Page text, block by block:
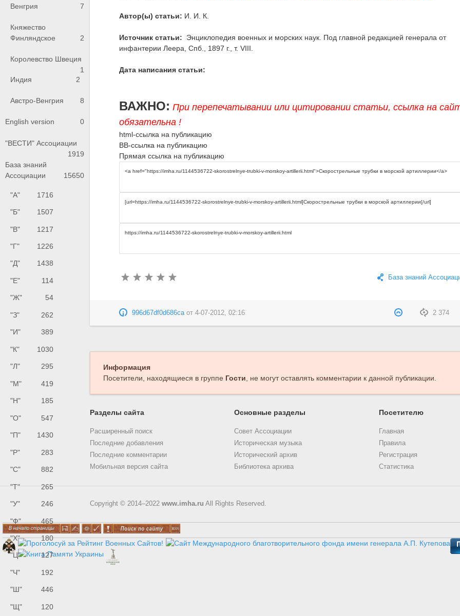
Венгрия 7
Княжество
Финляндское
2
Королевство Швеция
1
Индия
2
Австро-Венгрия 8
English version 0
"ВЕСТИ" Ассоциации
1919
База знаний
Ассоциации
15650
"А" 1716
"Б" 1507
"В" 1217
"Г" 1226
"Д" 1438
"Е" 114
"Ж" 54
"З" 262
"И" 389
"К" 1030
"Л" 295
"М" 419
"Н" 185
"О" 547
"П" 1430
"Р" 283
"С" 882
"Т" 265
"У" 246
"Ф" 465
"Х" 180
"Ц" 127
"Ч" 192
"Ш" 446
"Щ" 120
Автор(ы) статьи: И. И. К.
Источник статьи:
Энциклопедия военных и морских наук. Под главной редакцией генерала от
инфантерии Леера, Спб., 1897 г., т. VIII.
Дата написания статьи:
ВАЖНО: При перепечатывании или цитировании статьи, ссылка на
обязательна !
html-ссылка на публикацию
BB-ссылка на публикацию
Прямая ссылка на публикацию
База знаний
2 374
996d67df0d686caот4-07-2012, 02:16
Информация
Посетители, находящиеся в группе Гости, не могут оставлять комментарии к данной публикации.
Разделы сайта
Расширенный поиск
Последние добавления
Последние комментарии
Мобильная версия сайта
Основные разделы
Совет Ассоциации
Историческая музыка
Исторический архив
Библиотека архива
Посетителю
Главная
Правила
Регистрация
Статистика
Copyright © 2014–2022 www.imha.ru All Rights Reserved.